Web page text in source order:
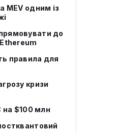
MEV одним із
до
правила для
кризи
на $100 млн